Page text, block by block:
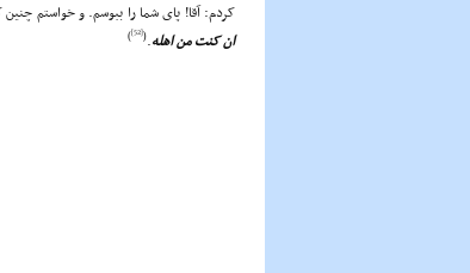
کردم: آقا! پاى شما را ببوسم. و خواستم
ان کنت من اهله.
(
[52]
)